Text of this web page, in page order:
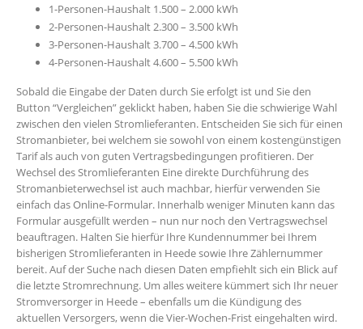
1-Personen-Haushalt 1.500 – 2.000 kWh
2-Personen-Haushalt 2.300 – 3.500 kWh
3-Personen-Haushalt 3.700 – 4.500 kWh
4-Personen-Haushalt 4.600 – 5.500 kWh
Sobald die Eingabe der Daten durch Sie erfolgt ist und Sie den
Button “Vergleichen” geklickt haben, haben Sie die schwierige Wahl
zwischen den vielen Stromlieferanten. Entscheiden Sie sich für einen
Stromanbieter, bei welchem sie sowohl von einem kostengünstigen
Tarif als auch von guten Vertragsbedingungen profitieren. Der
Wechsel des Stromlieferanten Eine direkte Durchführung des
Stromanbieterwechsel ist auch machbar, hierfür verwenden Sie
einfach das Online-Formular. Innerhalb weniger Minuten kann das
Formular ausgefüllt werden – nun nur noch den Vertragswechsel
beauftragen. Halten Sie hierfür Ihre Kundennummer bei Ihrem
bisherigen Stromlieferanten in Heede sowie Ihre Zählernummer
bereit. Auf der Suche nach diesen Daten empfiehlt sich ein Blick auf
die letzte Stromrechnung. Um alles weitere kümmert sich Ihr neuer
Stromversorger in Heede – ebenfalls um die Kündigung des
aktuellen Versorgers, wenn die Vier-Wochen-Frist eingehalten wird.